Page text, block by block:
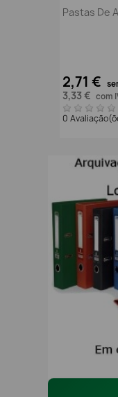
Pastas De
2,71 €
3,33 € com
0